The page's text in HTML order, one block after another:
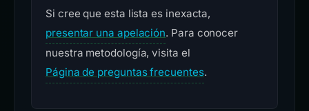
Si cree que esta lista es inexacta,
presentar una apelación. Para conocer
nuestra metodología, visita el
Página de preguntas frecuentes.